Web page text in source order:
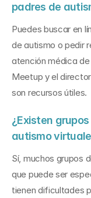
padres de
Puedes buscar en
de autismo o pedir
atención médica
Meetup y el
son recursos útiles.
¿Existen
autismo
Sí, muchos grupos
que puede ser
tienen dificultades